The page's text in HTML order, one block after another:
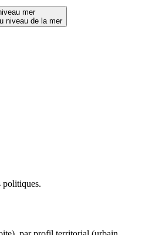
mer
niveau de la mer
politiques.